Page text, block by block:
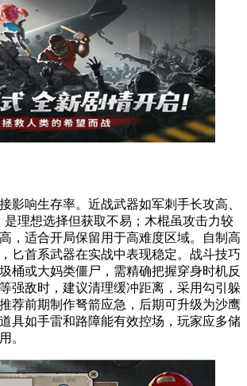
影响生存率。近战武器如军刺手长攻高、
是理想选择但获取不易；木棍虽攻击力较
，适合开局保留用于高难度区域。自制高
匕首系武器在实战中表现稳定。战斗技巧
桶或大妈类僵尸，需精确把握穿身时机反
强敌时，建议清理缓冲距离，采用勾引躲
荐前期制作弩箭应急，后期可升级为沙鹰
具如手雷和路障能有效控场，玩家应多储
。